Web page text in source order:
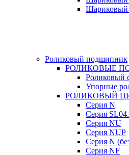
Шариковый
Роликовый подшипник
РОЛИКОВЫЕ
Роликовый
Упорные
РОЛИКОВЫЙ
Серия N
Серия
Серия NU
Серия NUP
Серия N
Серия NF